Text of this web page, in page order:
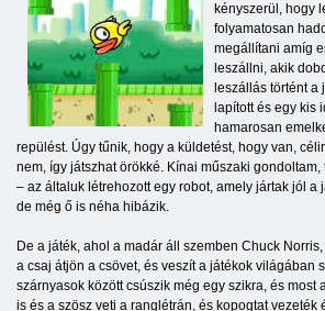
kényszerül, hogy
folyamatosan
megállítani amíg
leszállni, akik
leszállás történt a
lapított és egy kis
hamarosan
repülést. Úgy tűnik, hogy a küldetést, hogy van,
nem, így játszhat örökké. Kínai műszaki
– az általuk létrehozott egy robot, amely jártak jól a
de még ő is néha hibázik.
De a játék, ahol a madár áll szemben Chuck
a csaj átjön a csövet, és veszít a játékok világában
szárnyasok között csúszik még egy szikra, és most
is és a szösz veti a ranglétrán, és kopogtat vezeték